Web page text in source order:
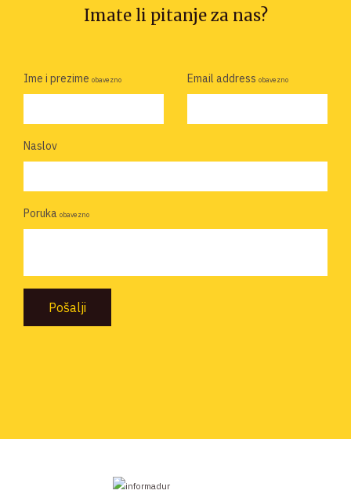
Imate li pitanje za nas?
Ime i prezime obavezno Email address obavezno
Naslov
Poruka obavezno
Pošalji